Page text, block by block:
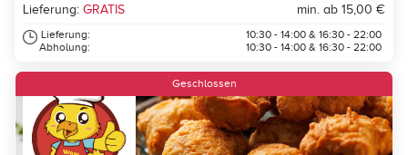
Lieferung: GRATIS min. ab 15,00 €
Lieferung:
Abholung:
10:30 - 14:00 & 16:30 - 22:00
10:30 - 14:00 & 16:30 - 22:00
Geschlossen